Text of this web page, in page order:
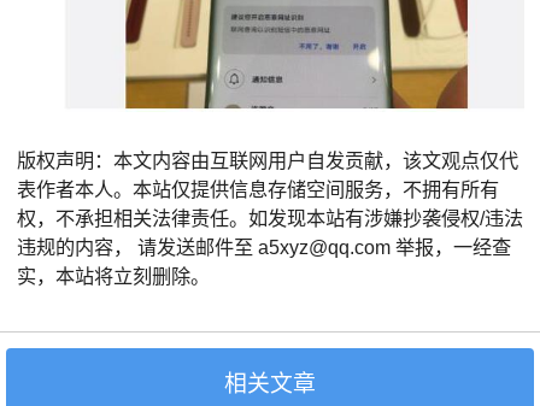
版权声明：本文内容由互联网用户自发贡献，该文观点仅代
表作者本人。本站仅提供信息存储空间服务，不拥有所有
权，不承担相关法律责任。如发现本站有涉嫌抄袭侵权/违法
违规的内容， 请发送邮件至 a5xyz@qq.com 举报，一经查
实，本站将立刻删除。
相关文章